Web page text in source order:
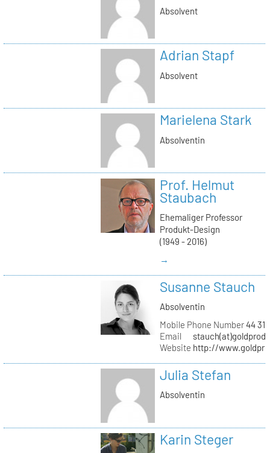
Absolvent
Adrian Stapf
Absolvent
Marielena Stark
Absolventin
Prof. Helmut
Staubach
Ehemaliger Professor
Produkt-Design
(1949 - 2016)
→
Susanne Stauch
Absolventin
Mobile Phone Number44 31
Email
Website http://
Julia Stefan
Absolventin
Karin Steger